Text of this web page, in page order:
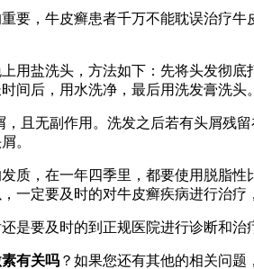
，牛皮癣患者千万不能耽误治疗牛
盐洗头，方法如下：先将头发彻底
间后，用水洗净，最后用洗发膏洗头。
无副作用。洗发之后若有头屑残留
。
，在一年四季里，都要使用脱脂性
一定要及时的对牛皮癣疾病进行治
要及时的到正规医院进行诊断和治
有关吗 ？如果您还有其他的相关问题